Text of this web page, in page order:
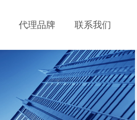
代理品牌 联系我们